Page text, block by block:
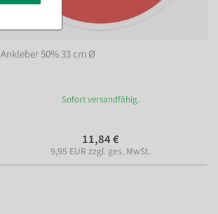
Ankleber 50% 33 cm Ø
Sofort versandfähig.
11,84 €
9,95 EUR zzgl. ges. MwSt.